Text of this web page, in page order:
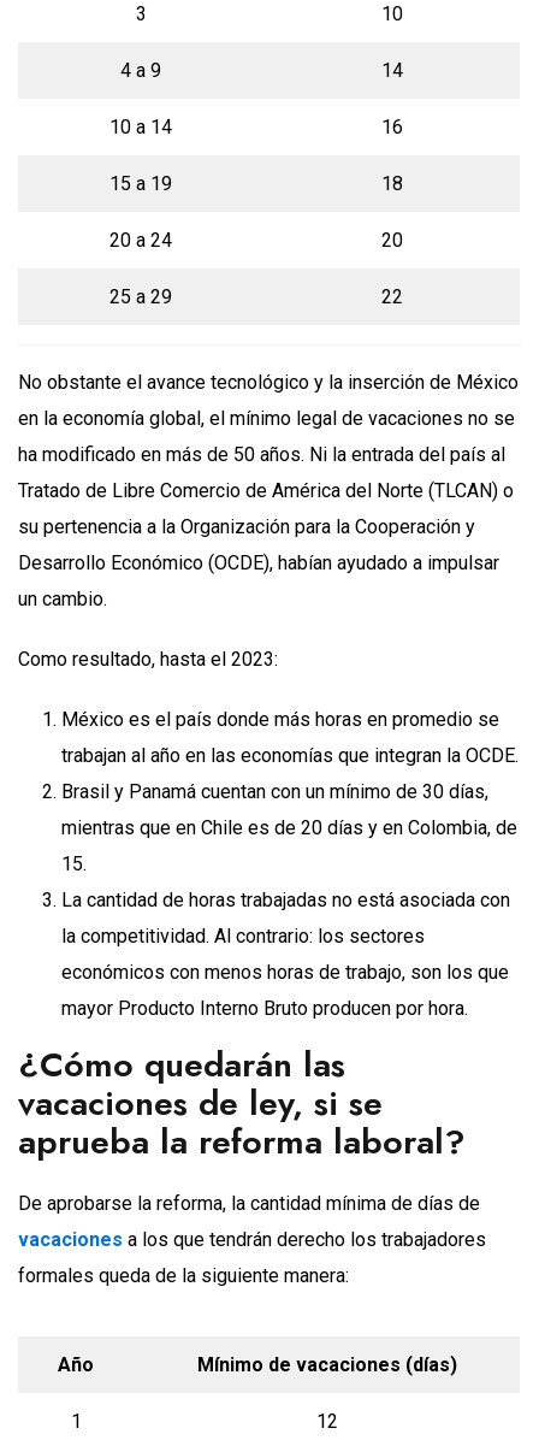
3 10
4 a 9 14
10 a 14 16
15 a 19 18
20 a 24 20
25 a 29 22
No obstante el avance tecnológico y la inserción de México
en la economía global, el mínimo legal de vacaciones no se
ha modificado en más de 50 años. Ni la entrada del país al
Tratado de Libre Comercio de América del Norte (TLCAN) o
su pertenencia a la Organización para la Cooperación y
Desarrollo Económico (OCDE), habían ayudado a impulsar
un cambio.
Como resultado, hasta el 2023:
México es el país donde más horas en promedio se
trabajan al año en las economías que integran la OCDE.
Brasil y Panamá cuentan con un mínimo de 30 días,
mientras que en Chile es de 20 días y en Colombia, de
15.
La cantidad de horas trabajadas no está asociada con
la competitividad. Al contrario: los sectores
económicos con menos horas de trabajo, son los que
mayor Producto Interno Bruto producen por hora.
¿Cómo quedarán las
vacaciones de ley, si se
aprueba la reforma laboral?
De aprobarse la reforma, la cantidad mínima de días de
vacaciones a los que tendrán derecho los trabajadores
formales queda de la siguiente manera:
Año Mínimo de vacaciones (días)
1 12